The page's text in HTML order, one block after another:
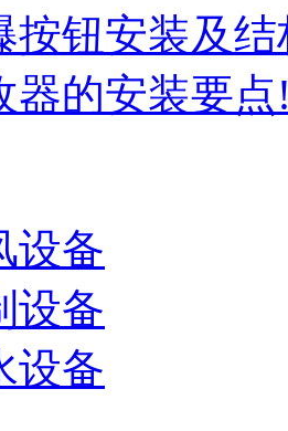
按钮安装及
器的安装要点
设备
设备
设备